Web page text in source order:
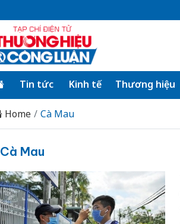
Tin tức Kinh tế Thương hiệu
Home Cà Mau
Cà Mau